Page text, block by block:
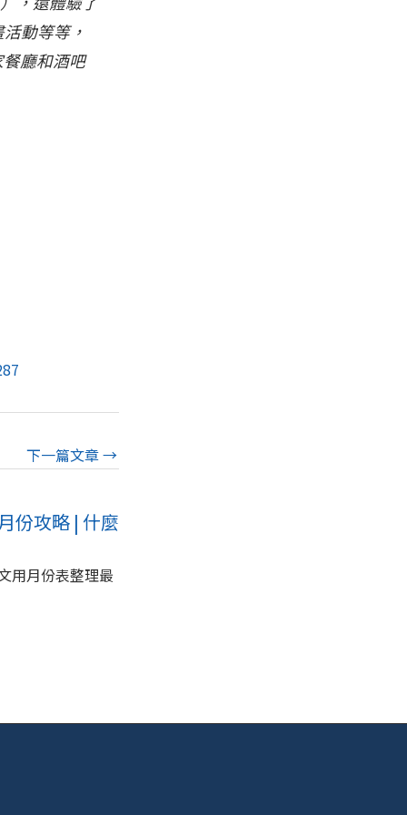
動等等，
廳和酒吧
下一篇文章→
份攻略 | 什麼
用月份表整理最